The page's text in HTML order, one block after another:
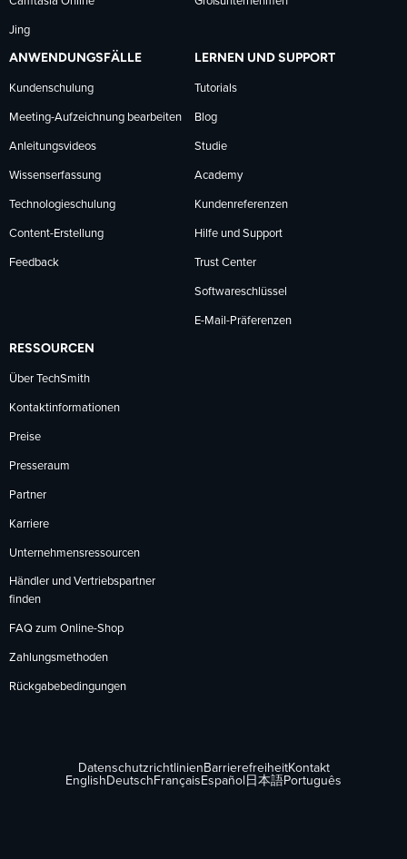
Jing
ANWENDUNGSFÄLLE
Kundenschulung
Meeting-Aufzeichnung bearbeiten
Anleitungsvideos
Wissenserfassung
Technologieschulung
Content-Erstellung
Feedback
LERNEN UND SUPPORT
Tutorials
Blog
Studie
Academy
Kundenreferenzen
Hilfe und Support
Trust Center
Softwareschlüssel
E-Mail-Präferenzen
RESSOURCEN
Über TechSmith
Kontaktinformationen
Preise
Presseraum
Partner
Karriere
Unternehmensressourcen
Händler und Vertriebspartner
finden
FAQ zum Online-Shop
Zahlungsmethoden
Rückgabebedingungen
Datenschutzrichtlinien BarrierefreiheitKontakt
English Deutsch Français Español 日本語Português